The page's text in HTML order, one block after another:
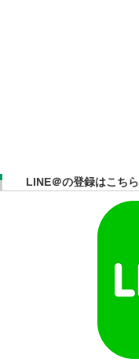
LINE＠の登録はこちら